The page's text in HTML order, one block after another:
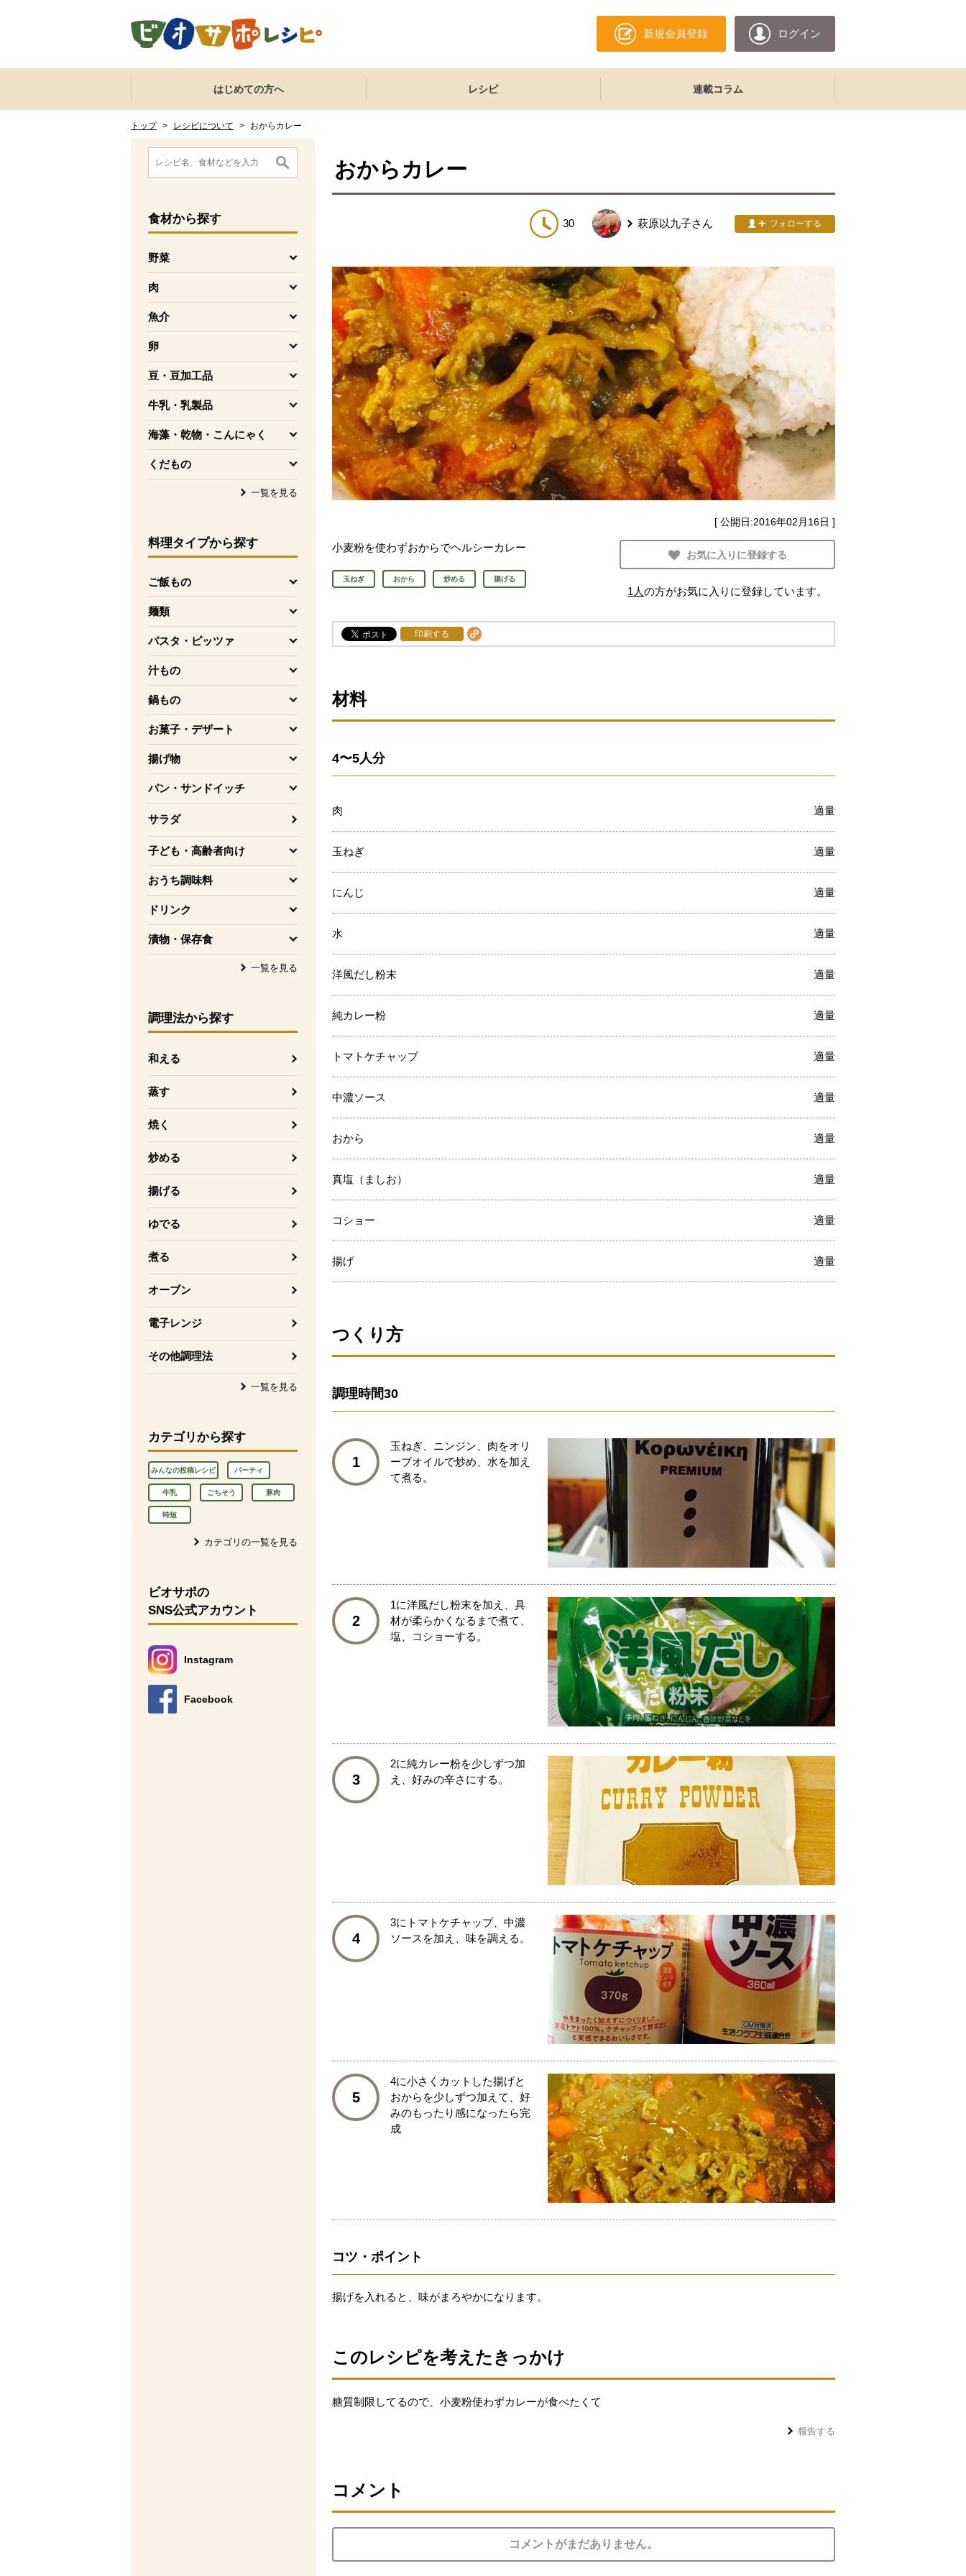
新規会員登録 ログイン
ここからサイト内共通メニューです。
サイト内共通メニューをスキップする
はじめての方へ レシピ 連載コラム
トップ > レシピについて > おからカレー
ここから消費材検索メニューです。
食材から探す
野菜
を開く
肉
を開く
魚介
を開く
卵
を開く
豆・豆加工品
を開く
牛乳・乳製品
を開く
海藻・乾物・こんにゃく
を開く
くだもの
を開く
一覧を見る
料理タイプから探す
ご飯もの
を開く
麺類
を開く
パスタ・ピッツァ
を開く
汁もの
を開く
鍋もの
を開く
お菓子・デザート
を開く
揚げ物
を開く
パン・サンドイッチ
を開く
サラダ
子ども・高齢者向け
を開く
おうち調味料
を開く
ドリンク
を開く
漬物・保存食
を開く
一覧を見る
調理法から探す
和える
蒸す
焼く
炒める
揚げる
ゆでる
煮る
オーブン
電子レンジ
その他調理法
一覧を見る
カテゴリから探す
みんなの投稿レシピ パーティ
牛乳 ごちそう 豚肉
時短
カテゴリの一覧を見る
消費材検索メニューここまで。
ここから本文です。
ビオサポの
SNS公式アカウント
Instagram
別のウィンドウで開きます。
Facebook
別のウィンドウで開きます。
おからカレー
30 萩原以九子さん フォローする
[ 公開日:2016年02月16日 ]
小麦粉を使わずおからでヘルシーカレー
玉ねぎ おから 炒める 揚げる
お気に入りに登録する
1人の方がお気に入りに登録しています。
印刷する
材料
4〜5人分
肉 適量
玉ねぎ 適量
にんじ 適量
水 適量
洋風だし粉末 適量
純カレー粉 適量
トマトケチャップ 適量
中濃ソース 適量
おから 適量
真塩（ましお） 適量
コショー 適量
揚げ 適量
つくり方
調理時間30
1
玉ねぎ、ニンジン、肉をオリ
ーブオイルで炒め、水を加え
て煮る。
2
1に洋風だし粉末を加え、具
材が柔らかくなるまで煮て、
塩、コショーする。
3
2に純カレー粉を少しずつ加
え、好みの辛さにする。
4
3にトマトケチャップ、中濃
ソースを加え、味を調える。
5
4に小さくカットした揚げと
おからを少しずつ加えて、好
みのもったり感になったら完
成
コツ・ポイント
揚げを入れると、味がまろやかになります。
このレシピを考えたきっかけ
糖質制限してるので、小麦粉使わずカレーが食べたくて
報告する
コメント
コメントがまだありません。